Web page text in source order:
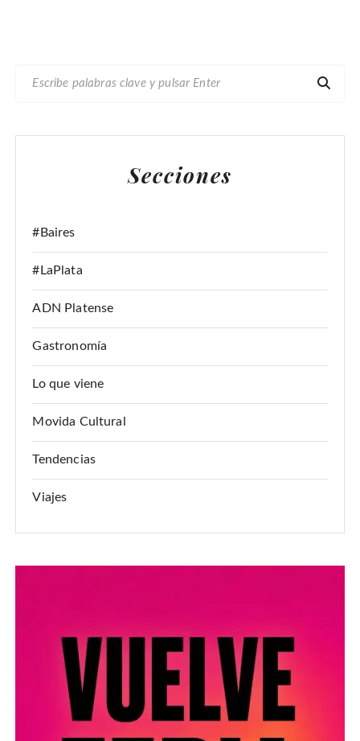
C
Secciones
#Baires
#LaPlata
ADN Platense
Gastronomía
Lo que viene
Movida Cultural
Tendencias
Viajes